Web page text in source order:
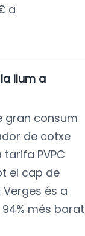
a
llum a
gran consum
de cotxe
PVPC
el cap de
és a
94% més barat